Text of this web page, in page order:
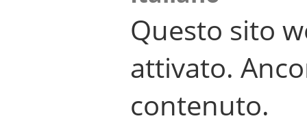
Questo sito
attivato.
contenuto.